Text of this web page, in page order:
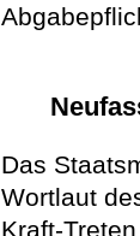
Das
Wortlaut
Kraft-